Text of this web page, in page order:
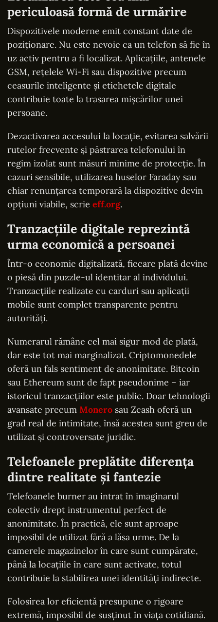
periculoasă formă de urmărire
Dispozitivele moderne emit constant date de
poziționare. Nu este nevoie ca un telefon să fie în
uz activ pentru a fi localizat. Aplicațiile, antenele
GSM, rețelele Wi-Fi sau dispozitive precum
ceasurile inteligente și etichetele digitale
contribuie toate la trasarea mișcărilor unei
persoane.
Dezactivarea accesului la locație, evitarea salvării
rutelor frecvente și păstrarea telefonului în
regim izolat sunt măsuri minime de protecție. În
cazuri sensibile, utilizarea huselor Faraday sau
chiar renunțarea temporară la dispozitive devin
opțiuni viabile, scrie eff.org.
Tranzacțiile digitale reprezintă
urma economică a persoanei
Într-o economie digitalizată, fiecare plată devine
o piesă din puzzle-ul identitar al individului.
Tranzacțiile realizate cu carduri sau aplicații
mobile sunt complet transparente pentru
autorități.
Numerarul rămâne cel mai sigur mod de plată,
dar este tot mai marginalizat. Criptomonedele
oferă un fals sentiment de anonimitate. Bitcoin
sau Ethereum sunt de fapt pseudonime – iar
istoricul tranzacțiilor este public. Doar tehnologii
avansate precum Monero sau Zcash oferă un
grad real de intimitate, însă acestea sunt greu de
utilizat și controversate juridic.
Telefoanele preplătite diferența
dintre realitate și fantezie
Telefoanele burner au intrat în imaginarul
colectiv drept instrumentul perfect de
anonimitate. În practică, ele sunt aproape
imposibil de utilizat fără a lăsa urme. De la
camerele magazinelor în care sunt cumpărate,
până la locațiile în care sunt activate, totul
contribuie la stabilirea unei identități indirecte.
Folosirea lor eficientă presupune o rigoare
extremă, imposibil de susținut în viața cotidiană.